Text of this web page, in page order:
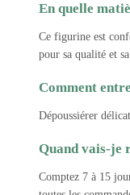
En quelle
Ce figurine est
pour sa qualité et
Comment
Dépoussiérer
Quand vais-je
Comptez 7 à 15